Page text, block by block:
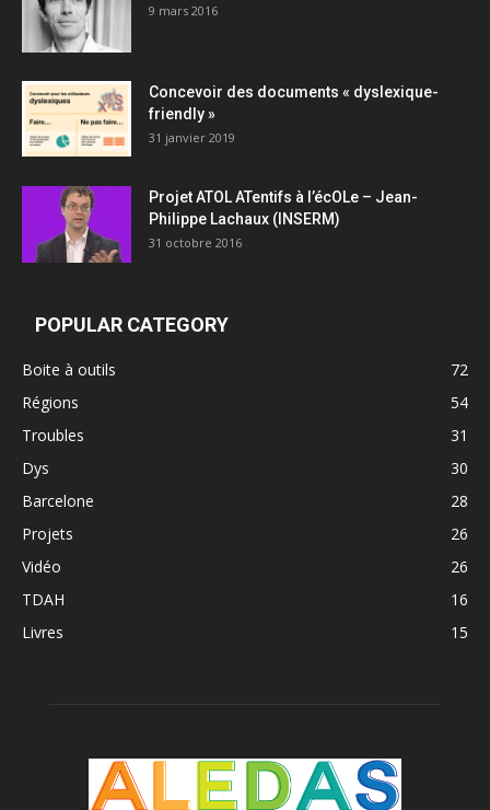
9 mars 2016
Concevoir des documents « dyslexique-
friendly »
31 janvier 2019
Projet ATOL ATentifs à l’écOLe – Jean-
Philippe Lachaux (INSERM)
31 octobre 2016
POPULAR CATEGORY
Boite à outils
72
Régions
54
Troubles
31
Dys
30
Barcelone
28
Projets
26
Vidéo
26
TDAH
16
Livres
15